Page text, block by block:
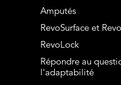
Amputés
RevoSurface et
RevoLock
Répondre au
l'adaptabilité